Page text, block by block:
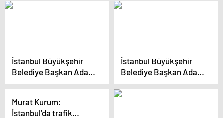
hesap verecek
Edelim. Neyse; Biz Onu
İstanbul Büyükşehir
Belediye Başkan Adayı
Kurum: “15 Nisan’da
başlayacağız”
İstanbul Büyükşehir
Belediye Başkan Adayı
Murat Kurum,
Karadeniz’in illerine
Murat Kurum:
İstanbul’da trafik